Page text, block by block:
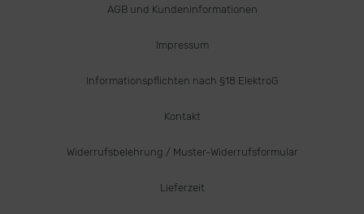
AGB und Kundeninformationen
Impressum
Informationspflichten nach §18 ElektroG
Kontakt
Widerrufsbelehrung / Muster-Widerrufsformular
Lieferzeit